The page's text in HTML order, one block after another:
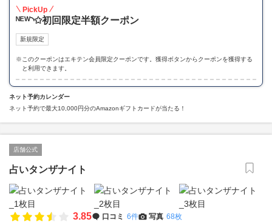
PickUp
ᴺᴱᵂ◝✩初回限定半額クーポン
新規限定
※ このクーポンはエキテン会員限定クーポンです。獲得ボタンからクーポンを獲得する
と利用できます。
ネット予約カレンダー
ネット予約で最大10,000円分のAmazonギフトカードが当たる！
店舗公式
占いタンザナイト
3.85 口コミ 6件 写真 68枚